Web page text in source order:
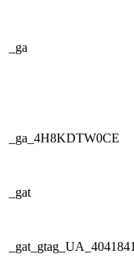
_ga
_ga_4H8KDTW0CE
_gat